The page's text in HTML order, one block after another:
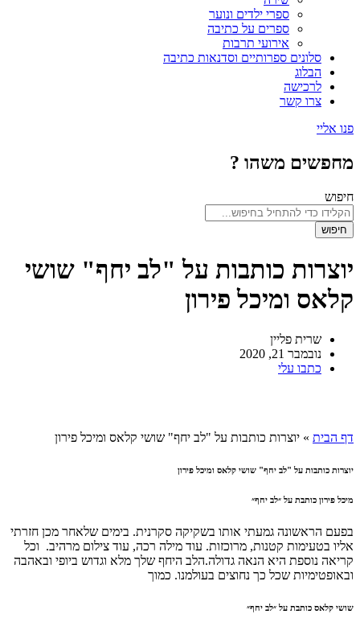
ספרי ילדים ונוער
ספרים על כתיבה
אירועי תרבות
סלונים ספרותיים וסדנאות כתיבה
הבלוג
לרכישה
צרו קשר
פנו אליי
מחפשים משהו ?
חיפוש
חיפוש
יוצרות כותבות על "לב יחף" שושי
קלאס ומיכל פירון
שרית פליין
נובמבר 21, 2020
כתבו עלי
דף הבית » יוצרות כותבות על "לב יחף" שושי קלאס ומיכל פירון
יוצרות כותבות על "לב יחף" שושי קלאס ומיכל פירון
מיכל פירון כותבת על ״לב יחף״
בפעם הראשונה גמעתי אותו בשקיקה סקרנית. בימים שלאחר מכן חזרתי
אליו בטעימות קטנות, מרוכזות. עוד מילה רכה, עוד צילום מרהיב. וכל
קריאה נוספת היא הנאה גדולה.הלב היחף שלך מלא וגדוש ביופי ובאהבה
ובאופטימיות שכל כך נחוצים בעולמנו. כמוך
שושי קלאס כותבת על ״לב יחף״